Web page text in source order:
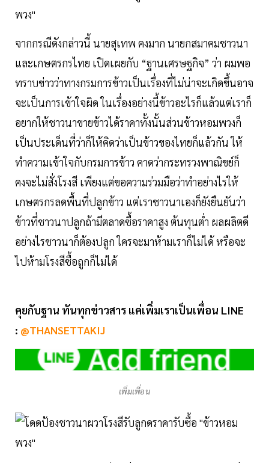
จากกรณีดังกล่าวนี้ นายสุเทพ คงมาก นายกสมาคมชาวนา
และเกษตรกรไทย เปิดเผยกับ “ฐานเศรษฐกิจ” ว่า ผมพอ
ทราบข่าวว่าทางกรมการข้าวเป็นเรื่องที่ไม่น่าจะเกิดขึ้นอาจ
จะเป็นการเข้าใจผิด ในเรื่องอย่างนี้ข้าวอะไรก็แล้วแต่เราก็
อยากให้ชาวนาขายข้าวได้ราคาทั้งนั้นส่วนข้าวหอมพวงก็
เป็นประเด็นที่ว่าก็ให้คิดว่าเป็นข้าวของไทยก็แล้วกัน ให้
ทำความเข้าใจกับกรมการข้าว คาดว่ากระทรวงพาณิขย์ก็
คงจะไม่สั่งโรงสี เพียงแต่ขอความร่วมมือว่าทำอย่างไรให้
เกษตรกรลดพื้นที่ปลูกข้าว แต่เราชาวนาเองก็ยังยืนยันว่า
ข้าวที่ชาวนาปลูกถ้ามีตลาดซื้อราคาสูง ต้นทุนต่ำ ผลผลิตดี
อย่างไรชาวนาก็ต้องปลูก ใครจะมาห้ามเราก็ไม่ได้ หรือจะ
ไปห้ามโรงสีซื้อถูกก็ไม่ได้
คุยกับฐาน ทันทุกข่าวสาร แค่เพิ่มเราเป็นเพื่อน LINE
: @THANSETTAKIJ
เพิ่มเพื่อน